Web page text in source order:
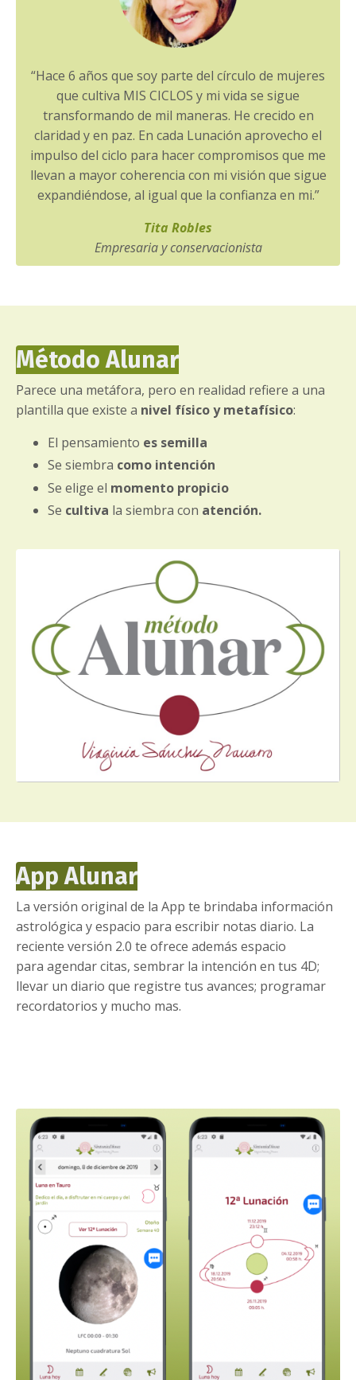
“Hace 6 años que soy parte del círculo de mujeres
que cultiva MIS CICLOS y mi vida se sigue
transformando de mil maneras. He crecido en
claridad y en paz. En cada Lunación aprovecho el
impulso del ciclo para hacer compromisos que me
llevan a mayor coherencia con mi visión que sigue
expandiéndose, al igual que la confianza en mi.”
Tita Robles
Empresaria y conservacionista
Método Alunar
Parece una metáfora, pero en realidad refiere a una
plantilla que existe a nivel físico y metafísico:
El pensamiento es semilla
Se siembra como intención
Se elige el momento propicio
Se cultiva la siembra con atención.
App Alunar
La versión original de la App te brindaba información
astrológica y espacio para escribir notas diario. La
reciente versión 2.0 te ofrece además espacio
para agendar citas, sembrar la intención en tus 4D;
llevar un diario que registre tus avances; programar
recordatorios y mucho mas.